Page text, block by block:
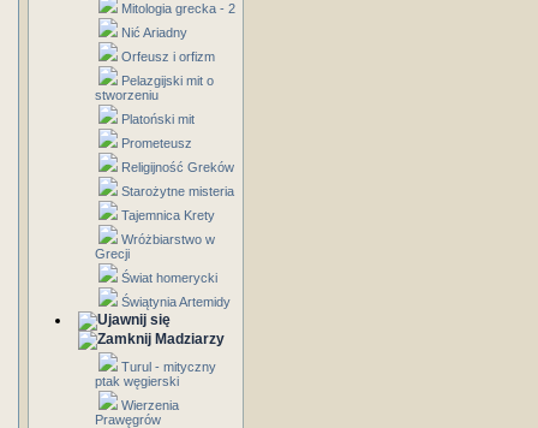
Mitologia grecka - 2
Nić Ariadny
Orfeusz i orfizm
Pelazgijski mit o
stworzeniu
Platoński mit
Prometeusz
Religijność Greków
Starożytne misteria
Tajemnica Krety
Wróżbiarstwo w
Grecji
Świat homerycki
Świątynia Artemidy
Madziarzy
Turul - mityczny
ptak węgierski
Wierzenia
Prawęgrów